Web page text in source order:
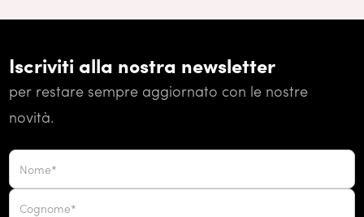
Iscriviti alla nostra newsletter
per restare sempre aggiornato con le nostre
novità.